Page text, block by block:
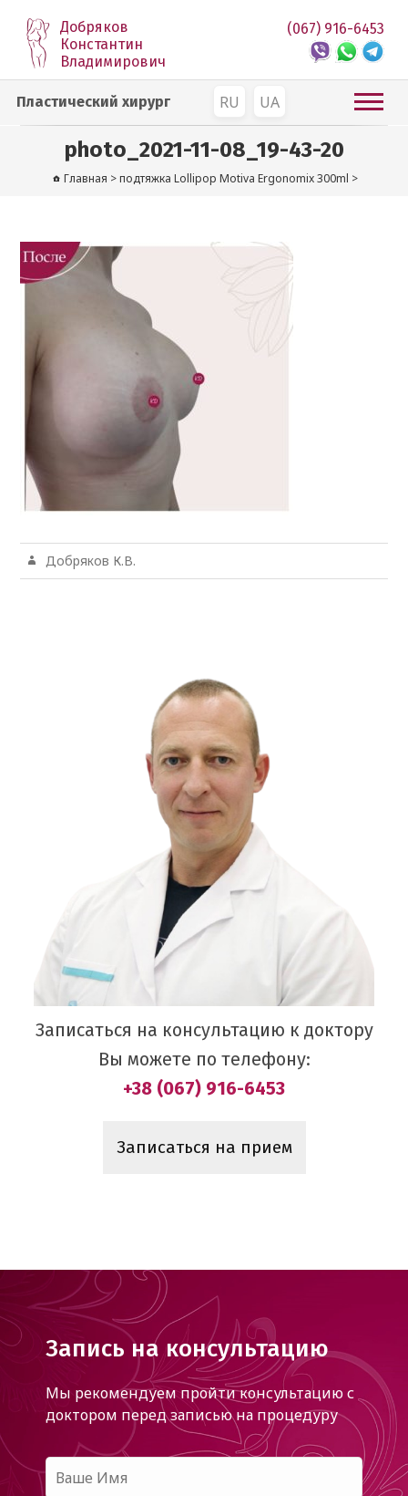
Добряков
Константин
Владимирович
RU UA
(067) 916-6453
Пластический хирург
photo_2021-11-08_19-43-20
Главная >подтяжка Lollipop Motiva Ergonomix 300ml >
Добряков К.В.
Записаться на консультацию к доктору
Вы можете по телефону:
+38 (067) 916-6453
Записаться на прием
Запись на консультацию
Мы рекомендуем пройти консультацию с
доктором перед записью на процедуру